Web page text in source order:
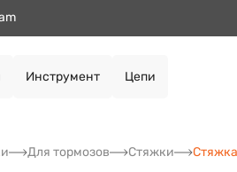
Инструмент Цепи
Для тормозов Стяжки